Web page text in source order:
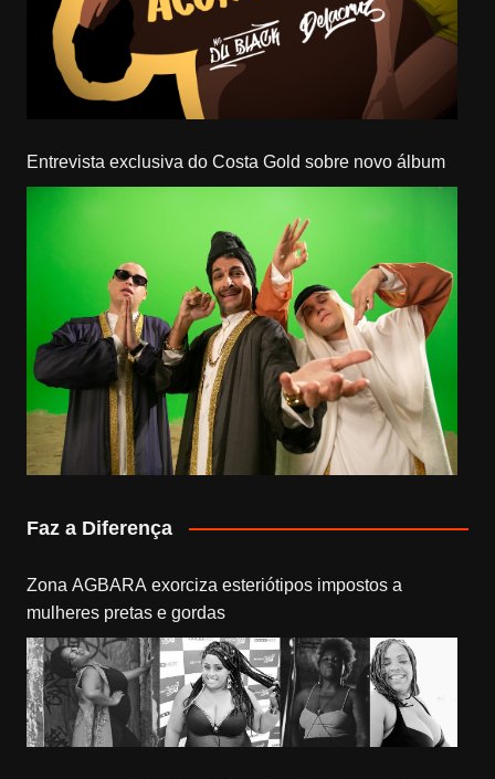
Entrevista exclusiva do Costa Gold sobre novo álbum
Faz a Diferença
Zona AGBARA exorciza esteriótipos impostos a
mulheres pretas e gordas